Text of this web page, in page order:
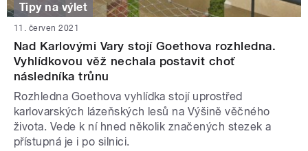
Tipy na výlet
11. červen 2021
Nad Karlovými Vary stojí Goethova rozhledna.
Vyhlídkovou věž nechala postavit choť
následníka trůnu
Rozhledna Goethova vyhlídka stojí uprostřed
karlovarských lázeňských lesů na Výšině věčného
života. Vede k ní hned několik značených stezek a
přístupná je i po silnici.